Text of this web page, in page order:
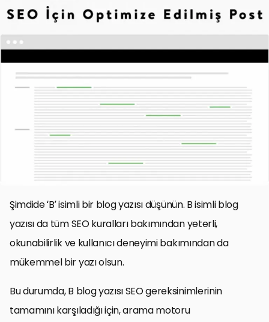
Şimdide ‘B’ isimli bir blog yazısı düşünün. B isimli blog
yazısı da tüm SEO kuralları bakımından yeterli,
okunabilirlik ve kullanıcı deneyimi bakımından da
mükemmel bir yazı olsun.
Bu durumda, B blog yazısı SEO gereksinimlerinin
tamamını karşıladığı için, arama motoru